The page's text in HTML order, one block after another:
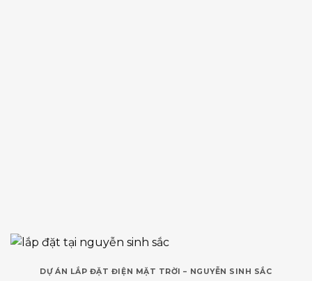
DỰ ÁN LẮP ĐẶT ĐIỆN MẶT TRỜI – NGUYỄN SINH SẮC